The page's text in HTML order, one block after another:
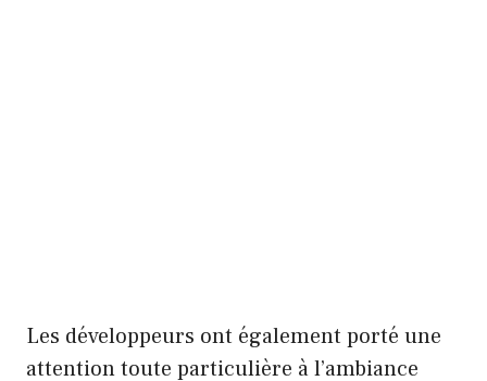
Les développeurs ont également porté une
attention toute particulière à l’ambiance